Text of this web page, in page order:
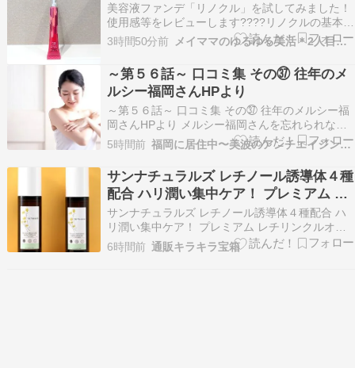
美容液ファンデ「リノクル」を試してみました！
使用感等をレビューします????リノクルの基本情
報・商品名：リノクル・内容量：20g（約1か月
分）・価格：初回限定2,980円リノクルの特徴☘️
保湿から化粧下地までの時短設計☘️ナチュラルオ
ークルの1色展開。肌の上でちょうどいい色に変
わ…
3時間50分前 メイママのゆるゆる美活＊2人目妊活ブログ
～第５６話～ 口コミ集 その㊲ 往年のメ
ルシー福岡さんHPより
～第５６話～ 口コミ集 その㊲ 往年のメルシー福
岡さんHPより メルシー福岡さんを忘れられない
私…当時のメルシー福岡さんのホームページから
コピペ収集していた「口コミ集」その中から私が
気になった記事を抜粋してご紹介していきますネ
♪メルシーさんからの一言も付いていて、女性の
美容アン…
5時間前 福岡に居住中〜美波のアンチエイジング美容法
サンナチュラルズ レチノール誘導体４種
配合 ハリ潤い集中ケア！ プレミアム レ
チリンクルオイルセラム ２本セット
サンナチュラルズ レチノール誘導体４種配合 ハ
リ潤い集中ケア！ プレミアム レチリンクルオイ
ルセラム ２本セット※画像クリックで商品詳細へ
サンナチュラルズ レチノール誘導体４種配合 ハ
6時間前 通販キラキラ宝箱